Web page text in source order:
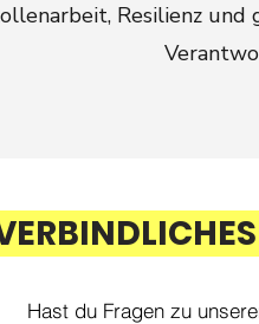
Resilienz
Hast du Fragen zu